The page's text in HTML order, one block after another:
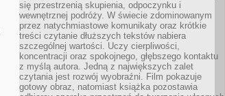
się przestrzenią skupienia, odpoczynku i
wewnętrznej podróży. W świecie zdominowanym
przez natychmiastowe komunikaty oraz krótkie
treści czytanie dłuższych tekstów nabiera
szczególnej wartości. Uczy cierpliwości,
koncentracji oraz spokojnego, głębszego kontaktu
z myślą autora. Jedną z największych zalet
czytania jest rozwój wyobraźni. Film pokazuje
gotowy obraz, natomiast książka pozostawia